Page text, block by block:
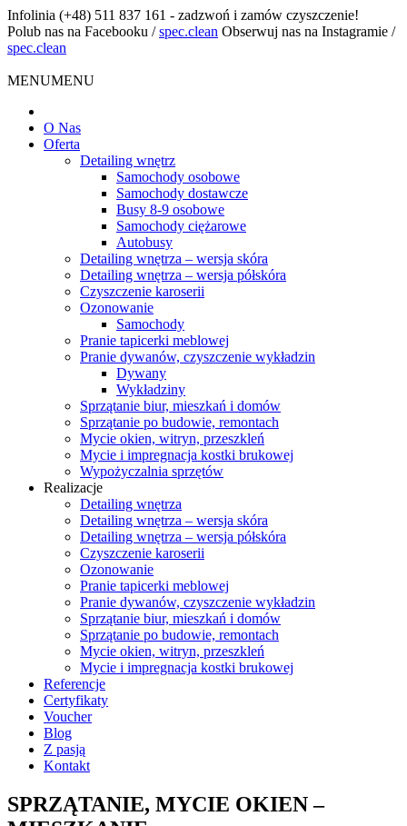
Infolinia (+48) 511 837 161 - zadzwoń i zamów czyszczenie!
Polub nas na Facebooku /spec.clean Obserwuj nas na Instagramie /
spec.clean
MENUMENU
O Nas
Oferta
Detailing wnętrz
Samochody osobowe
Samochody dostawcze
Busy 8-9 osobowe
Samochody ciężarowe
Autobusy
Detailing wnętrza – wersja skóra
Detailing wnętrza – wersja półskóra
Czyszczenie karoserii
Ozonowanie
Samochody
Pranie tapicerki meblowej
Pranie dywanów, czyszczenie wykładzin
Dywany
Wykładziny
Sprzątanie biur, mieszkań i domów
Sprzątanie po budowie, remontach
Mycie okien, witryn, przeszkleń
Mycie i impregnacja kostki brukowej
Wypożyczalnia sprzętów
Realizacje
Detailing wnętrza
Detailing wnętrza – wersja skóra
Detailing wnętrza – wersja półskóra
Czyszczenie karoserii
Ozonowanie
Pranie tapicerki meblowej
Pranie dywanów, czyszczenie wykładzin
Sprzątanie biur, mieszkań i domów
Sprzątanie po budowie, remontach
Mycie okien, witryn, przeszkleń
Mycie i impregnacja kostki brukowej
Referencje
Certyfikaty
Voucher
Blog
Z pasją
Kontakt
SPRZĄTANIE, MYCIE OKIEN –